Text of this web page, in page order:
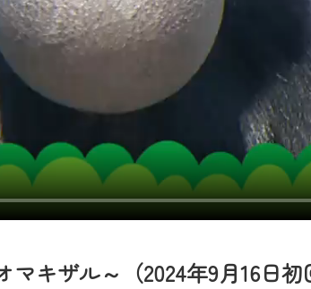
キザル～（2024年9月16日
なります。
ービスをご利用頂くためのIDです。
できます。
作成可能です）
いただけます。
ンス作業を予定しています。